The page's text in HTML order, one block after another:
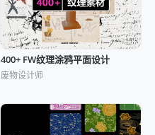
400+ FW纹理涂鸦平面设计
废物设计师